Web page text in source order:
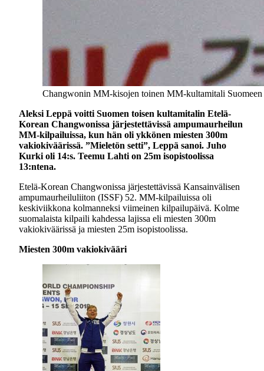
Changwonin MM-kisojen toinen MM-kultamitali
Aleksi Leppä voitti Suomen toisen kultamitalin Etelä-
Korean Changwonissa järjestettävissä ampumaurheilun
MM-kilpailuissa, kun hän oli ykkönen miesten 300m
vakiokiväärissä. ”Mieletön setti”, Leppä sanoi. Juho
Kurki oli 14:s. Teemu Lahti on 25m isopistoolissa
13:ntena.
Etelä-Korean Changwonissa järjestettävissä Kansainvälisen
ampumaurheiluliiton (ISSF) 52. MM-kilpailuissa oli
keskiviikkona kolmanneksi viimeinen kilpailupäivä. Kolme
suomalaista kilpaili kahdessa lajissa eli miesten 300m
vakiokiväärissä ja miesten 25m isopistoolissa.
Miesten 300m vakiokivääri